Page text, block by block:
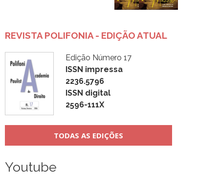
REVISTA POLIFONIA - EDIÇÃO ATUAL
Edição Número 17
ISSN impressa
2236.5796
ISSN digital
2596-111X
TODAS AS EDIÇÕES
Youtube